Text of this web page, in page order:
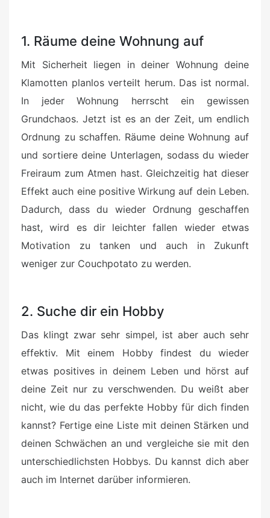
1. Räume deine Wohnung auf
Mit Sicherheit liegen in deiner Wohnung deine
Klamotten planlos verteilt herum. Das ist normal.
In jeder Wohnung herrscht ein gewissen
Grundchaos. Jetzt ist es an der Zeit, um endlich
Ordnung zu schaffen. Räume deine Wohnung auf
und sortiere deine Unterlagen, sodass du wieder
Freiraum zum Atmen hast. Gleichzeitig hat dieser
Effekt auch eine positive Wirkung auf dein Leben.
Dadurch, dass du wieder Ordnung geschaffen
hast, wird es dir leichter fallen wieder etwas
Motivation zu tanken und auch in Zukunft
weniger zur Couchpotato zu werden.
2. Suche dir ein Hobby
Das klingt zwar sehr simpel, ist aber auch sehr
effektiv. Mit einem Hobby findest du wieder
etwas positives in deinem Leben und hörst auf
deine Zeit nur zu verschwenden. Du weißt aber
nicht, wie du das perfekte Hobby für dich finden
kannst? Fertige eine Liste mit deinen Stärken und
deinen Schwächen an und vergleiche sie mit den
unterschiedlichsten Hobbys. Du kannst dich aber
auch im Internet darüber informieren.